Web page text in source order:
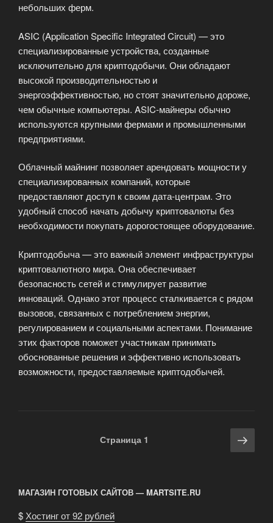
небольших ферм.
ASIC (Application Specific Integrated Circuit) — это
специализированные устройства, созданные
исключительно для криптодобычи. Они обладают
высокой производительностью и
энергоэффективностью, но стоят значительно дороже,
чем обычные компьютеры. ASIC-майнеры обычно
используются крупными фермами и промышленными
предприятиями.
Облачный майнинг позволяет арендовать мощности у
специализированных компаний, которые
предоставляют доступ к своим дата-центрам. Это
удобный способ начать добычу криптовалюты без
необходимости покупать дорогостоящее оборудование.
Криптодобыча — это важный элемент инфраструктуры
криптовалютного мира. Она обеспечивает
безопасность сетей и стимулирует развитие
инноваций. Однако этот процесс сталкивается с рядом
вызовов, связанных с потреблением энергии,
регулированием и социальными аспектами. Понимание
этих факторов поможет участникам принимать
обоснованные решения и эффективно использовать
возможности, предоставляемые криптодобычей.
Страница 1
МАГАЗИН ГОТОВЫХ САЙТОВ — MARTSITE.RU
$ Хостинг от 92 рублей